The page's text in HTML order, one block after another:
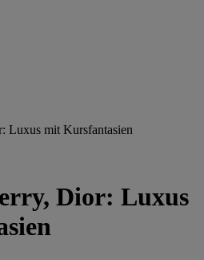
mit Kursfantasien
Dior: Luxus